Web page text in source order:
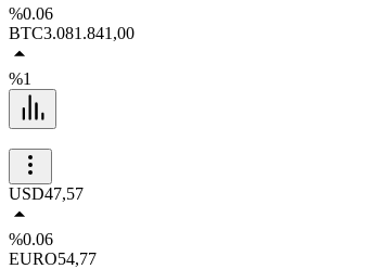
%0.06
BTC3.081.841,00
%1
USD47,57
%0.06
EURO54,77